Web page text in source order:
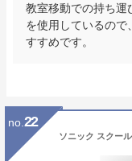
教室移動での持ち運
を使用しているので
すすめです。
no. 22